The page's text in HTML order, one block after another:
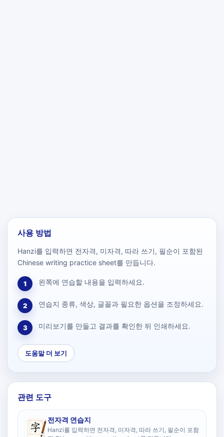
사용 방법
Hanzi를 입력하면 전자격, 미자격, 따라 쓰기, 필순이 포함된
Chinese writing practice sheet를 만듭니다.
1 왼쪽에 연습할 내용을 입력하세요.
2 연습지 종류, 색상, 글꼴과 필요한 옵션을 조정하세요.
3 미리보기를 만들고 결과를 확인한 뒤 인쇄하세요.
도움말 더 보기
관련 도구
전자격 연습지
Hanzi를 입력하면 전자격, 미자격, 따라 쓰기, 필순이 포함